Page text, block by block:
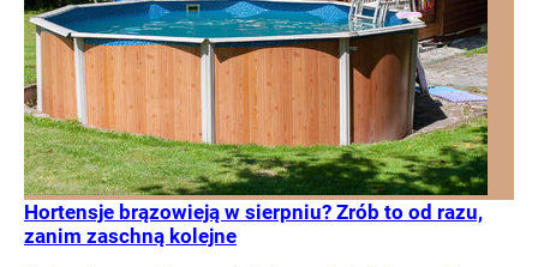
Hortensje brązowieją w sierpniu? Zrób to od razu,
zanim zaschną kolejne